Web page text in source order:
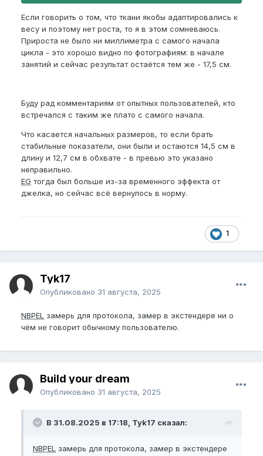
Если говорить о том, что ткани якобы адаптировались к
весу и поэтому нет роста, то я в этом сомневаюсь.
Прироста не было ни миллиметра с самого начала
цикла - это хорошо видно по фотографиям: в начале
занятий и сейчас результат остаётся тем же - 17,5 см.
Буду рад комментариям от опытных пользователей, кто
встречался с таким же плато с самого начала.
Что касается начальных размеров, то если брать
стабильные показатели, они были и остаются 14,5 см в
длину и 12,7 см в обхвате - в превью это указано
неправильно.
EG тогда был больше из-за временного эффекта от
джелка, но сейчас всё вернулось в норму.
1
Tyk17
Опубликовано 31 августа, 2025
NBPEL
замерь для протокола, замер в экстендере ни о
чём не говорит обычному пользователю.
Build your dream
Опубликовано 31 августа, 2025
В 31.08.2025 в 17:18, Tyk17 сказал:
NBPEL
замерь для протокола, замер в экстендере